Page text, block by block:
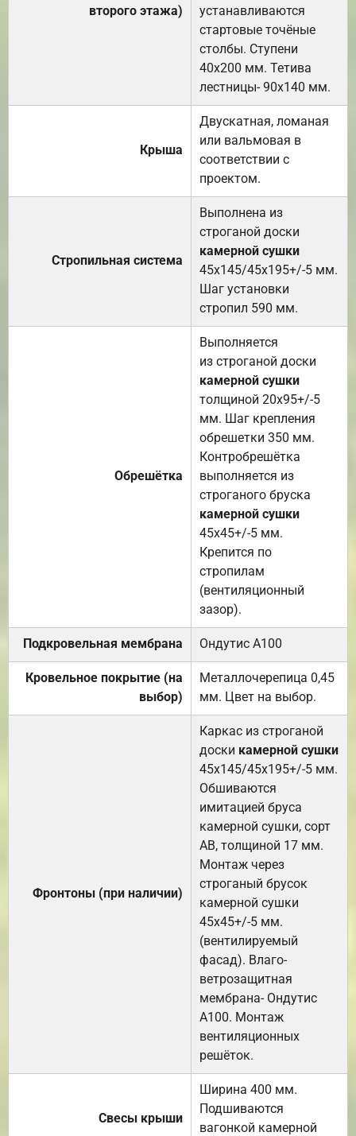
второго этажа)
устанавливаются
стартовые точёные
столбы. Ступени
40х200 мм. Тетива
лестницы- 90х140 мм.
Крыша
Двускатная, ломаная
или вальмовая в
соответствии с
проектом.
Стропильная система
Выполнена из
строганой доски
камерной сушки
45х145/45х195+/-5 мм.
Шаг установки
стропил 590 мм.
Обрешётка
Выполняется
из строганой доски
камерной сушки
толщиной 20х95+/-5
мм. Шаг крепления
обрешетки 350 мм.
Контробрешётка
выполняется из
строганого бруска
камерной сушки
45х45+/-5 мм.
Крепится по
стропилам
(вентиляционный
зазор).
Подкровельная мембрана Ондутис А100
Кровельное покрытие (на
выбор)
Металлочерепица 0,45
мм. Цвет на выбор.
Фронтоны (при наличии)
Каркас из строганой
доски камерной сушки
45х145/45х195+/-5 мм.
Обшиваются
имитацией бруса
камерной сушки, сорт
АВ, толщиной 17 мм.
Монтаж через
строганый брусок
камерной сушки
45х45+/-5 мм.
(вентилируемый
фасад). Влаго-
ветрозащитная
мембрана- Ондутис
А100. Монтаж
вентиляционных
решёток.
Свесы крыши
Ширина 400 мм.
Подшиваются
вагонкой камерной